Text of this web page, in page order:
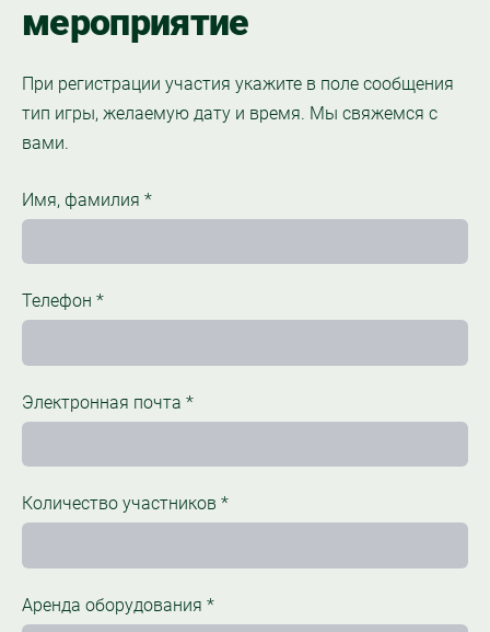
мероприятие
При регистрации участия укажите в поле сообщения
тип игры, желаемую дату и время. Мы свяжемся с
вами.
Имя, фамилия *
Телефон *
Электронная почта *
Количество участников *
Аренда оборудования *